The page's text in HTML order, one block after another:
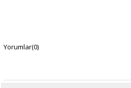
Yorumlar(0)